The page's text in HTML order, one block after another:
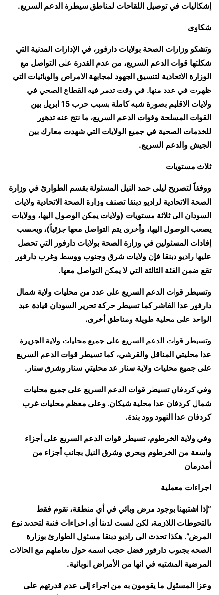
إشكاليات في توصيل اللقاحات لمناطق سيطرة الدعم السريع.
شكاوى
وتشكو وزارات الصحة بولايات دارفور، في الإدارات المدنية التي
شكلتها قوات الدعم السريع، من عدم القدرة على التواصل مع
الوزارة الاتحادية لتنسيق الجهود لمجابهة الامراض والوبائيات التي
ظهرت في عدد منها. في وقت تدمر فيه القطاع الصحي في
ولايات الاقليم بصورة شبه كاملة بسبب حرب 15 ابريل بين
القوات المسلحة وقوات الدعم السريع، ما نتج عنه تدهور
للخدمات الصحية في جميع الولايات التي شهدت معارك بين
الجيش والدعم السريع.
ثلاث مستويات
ووفقاً لتصريح ليلى حمد النيل المسئولة بقسم الطوارئ في وزارة
الصحة الاتحادية لراديو دبنقا تصنف وزارة الصحة الاتحادية ولايات
السودان الى ثلاثة مستويات (ولايات يمكن الوصول اليها، وولايات
يصعب الوصول اليها، وأخرى يتم التواصل معها جزئياً)، وبحسب
إفادات المسئولين في وزارة الصحة بولايات دارفور التي تحصل
عليها راديو دبنقا فإن ولايات شرق وجنوب ووسط وغرب دارفور
تقع ضمن الفئة الثالثة التي لا يمكن التواصل معها.
وتسيطر قوات الدعم السريع على عدد من محليات ولاية شمال
دارفور عدا الفاشر كما تسيطر حركة تحرير السودان قيادة عبد
الواحد على محلية طويلة ومناطق أخرى.
وتسيطر قوات الدعم السريع على جميع محليات ولاية الجزيرة
عدا محليتي المناقل والقرشي، كما تسيطر قوات الدعم السريع
على جميع محليات ولاية سنار عد محليتي سنار وشرق سنار.
وفي كردفان تسيطر قوات الدعم السريع على جميع محليات
شمال كردفان عدا محلية شيكان. وعلى معظم محليات غرب
كردفان عدا النهود وود بندة.
وفي ولاية الخرطوم، تسيطر قوات الدعم السريع على أجزاء
واسعة من الخرطوم وبحري وشرق النيل بجانب أجزاء من
أمدرمان
اجراءات معملية
“إذا اشتبهنا بوجود مرض وبائي في أي منطقة، نقوم فقط
بالتحوطات اللازمة، لكن ليست لدينا أي اجراءات فنية لتحديد نوع
المرض”. هكذا تحدث الى راديو دبنقا مسئول الطوارئ بوزارة
الصحة بجنوب دارفور فضل حجب اسمه حول تعاملهم مع الحالات
المرضية المشتبه في انها من الأمراض الوبائية.
وعزا المسئول ما يقومون به من اجراء إلى عدم قدرتهم على